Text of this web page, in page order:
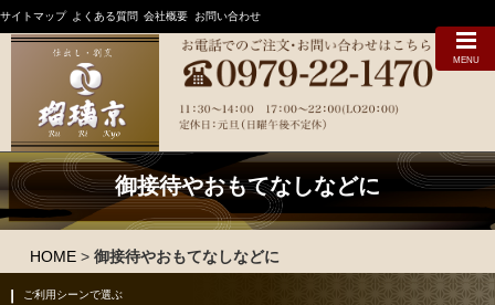
MENU
サイトマップ よくある質問 会社概要 お問い合わせ
御接待やおもてなしなどに
HOME >御接待やおもてなしなどに
ご利用シーンで選ぶ